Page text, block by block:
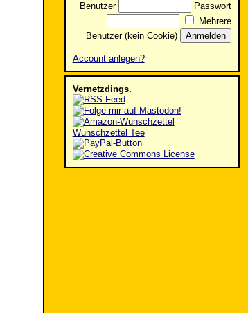
Benutzer
Passwort
Mehrere
Benutzer (kein Cookie)
Account anlegen?
Vernetzdings.
Wunschzettel Tee